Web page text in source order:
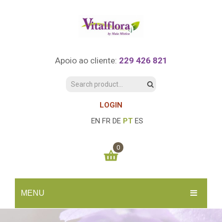
Apoio ao cliente: 229 426 821
LOGIN
EN FR DE PT ES
MENU
0
You have no items in your shopping cart
SUBTOTAL: 0.00€